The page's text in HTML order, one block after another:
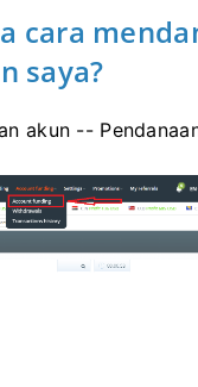
cara
saya?
akun --